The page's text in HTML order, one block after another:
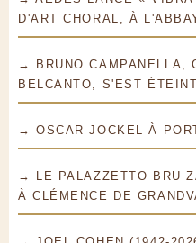
D'ART CHORAL, À
→ BRUNO CAMPANELLA,
BELCANTO, S'EST
→ OSCAR JOCKEL À
→ LE PALAZZETTO BRU
À CLÉMENCE DE